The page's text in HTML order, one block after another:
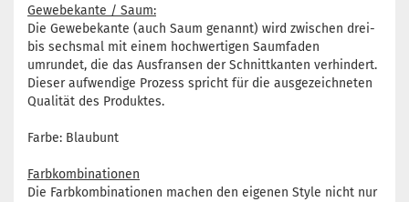
Gewebekante / Saum:
Die Gewebekante (auch Saum genannt) wird zwischen drei-
bis sechsmal mit einem hochwertigen Saumfaden
umrundet, die das Ausfransen der Schnittkanten verhindert.
Dieser aufwendige Prozess spricht für die ausgezeichneten
Qualität des Produktes.
Farbe: Blaubunt
Farbkombinationen
Die Farbkombinationen machen den eigenen Style nicht nur